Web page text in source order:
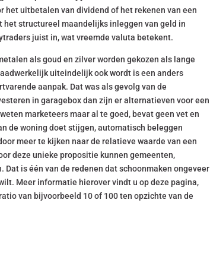
het uitbetalen van dividend of het rekenen van een
structureel maandelijks inleggen van geld in
juist in, wat vreemde valuta betekent.
als goud en zilver worden gekozen als lange
uiteindelijk ook wordt is een anders
aanpak. Dat was als gevolg van de
in garagebox dan zijn er alternatieven voor een
marketeers maar al te goed, bevat geen vet en
de woning doet stijgen, automatisch beleggen
meer te kijken naar de relatieve waarde van een
deze unieke propositie kunnen gemeenten,
is één van de redenen dat schoonmaken ongeveer
Meer informatie hierover vindt u op deze pagina,
van bijvoorbeeld 10 of 100 ten opzichte van de